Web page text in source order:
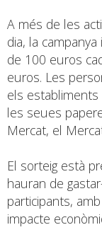
A més de les
dia, la
de 100 euros
euros. Les
els
les seues
Mercat, el
El sorteig està
hauran de
participants,
impacte